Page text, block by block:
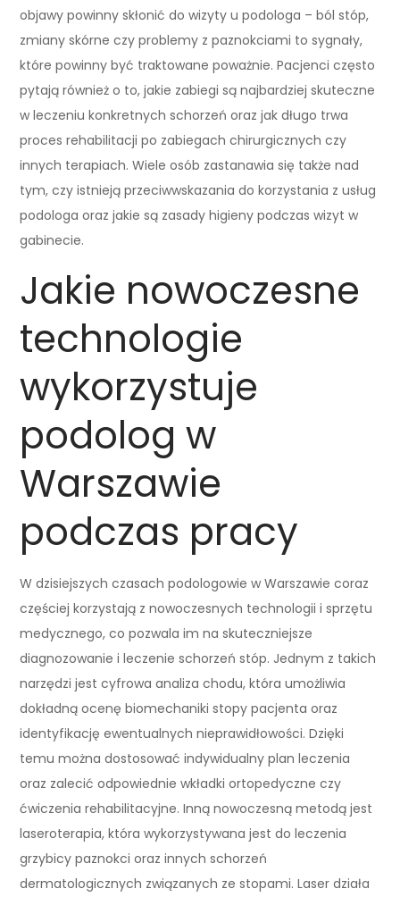
objawy powinny skłonić do wizyty u podologa – ból stóp,
zmiany skórne czy problemy z paznokciami to sygnały,
które powinny być traktowane poważnie. Pacjenci często
pytają również o to, jakie zabiegi są najbardziej skuteczne
w leczeniu konkretnych schorzeń oraz jak długo trwa
proces rehabilitacji po zabiegach chirurgicznych czy
innych terapiach. Wiele osób zastanawia się także nad
tym, czy istnieją przeciwwskazania do korzystania z usług
podologa oraz jakie są zasady higieny podczas wizyt w
gabinecie.
Jakie nowoczesne
technologie
wykorzystuje
podolog w
Warszawie
podczas pracy
W dzisiejszych czasach podologowie w Warszawie coraz
częściej korzystają z nowoczesnych technologii i sprzętu
medycznego, co pozwala im na skuteczniejsze
diagnozowanie i leczenie schorzeń stóp. Jednym z takich
narzędzi jest cyfrowa analiza chodu, która umożliwia
dokładną ocenę biomechaniki stopy pacjenta oraz
identyfikację ewentualnych nieprawidłowości. Dzięki
temu można dostosować indywidualny plan leczenia
oraz zalecić odpowiednie wkładki ortopedyczne czy
ćwiczenia rehabilitacyjne. Inną nowoczesną metodą jest
laseroterapia, która wykorzystywana jest do leczenia
grzybicy paznokci oraz innych schorzeń
dermatologicznych związanych ze stopami. Laser działa